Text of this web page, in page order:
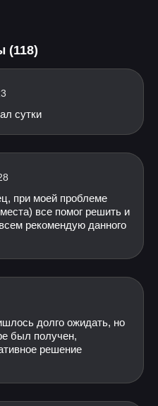
(118)
сутки
при моей проблеме
все помог решить и
рекомендую данного
долго ожидать, но
был получен,
решение